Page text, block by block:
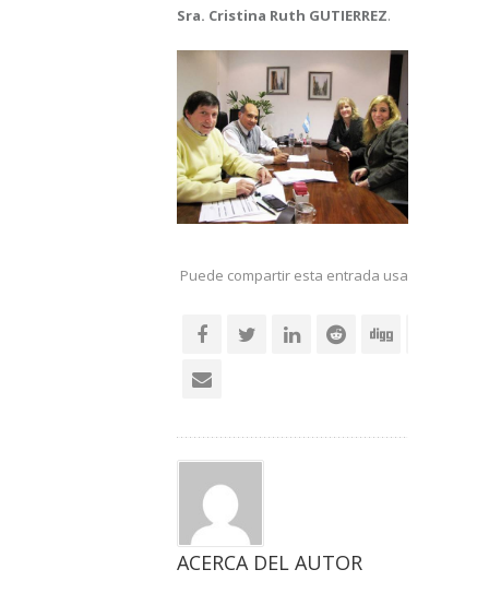
Sra. Cristina Ruth GUTIERREZ.
Puede compartir esta entrada usando sus
ACERCA DEL AUTOR